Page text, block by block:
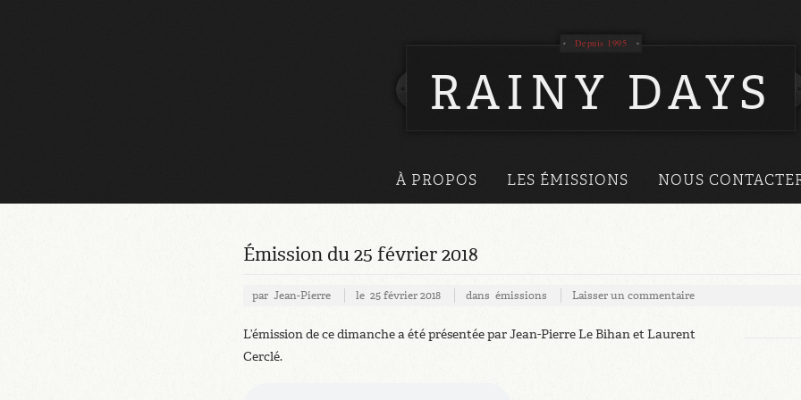
Depuis 1995
RAINY DAYS
À PROPOS LES ÉMISSIONS NOUS
Émission du 25 février 2018
par Jean-Pierre le 25 février 2018 dans émissions Laisser un commentaire
L’émission de ce dimanche a été présentée par Jean-Pierre Le Bihan et Laurent
Cerclé.